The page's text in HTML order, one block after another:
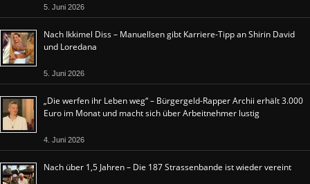
5. Juni 2026
Nach Ikkimel Diss – Manuellsen gibt Karriere-Tipp an Shirin David
und Loredana
5. Juni 2026
„Die werfen ihr Leben weg“ – Bürgergeld-Rapper Archii erhält 3.000
Euro im Monat und macht sich über Arbeitnehmer lustig
4. Juni 2026
Nach über 1,5 Jahren – Die 187 Strassenbande ist wieder vereint